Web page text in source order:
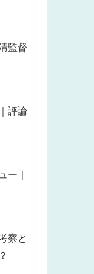
監督
評論
ー｜
察と